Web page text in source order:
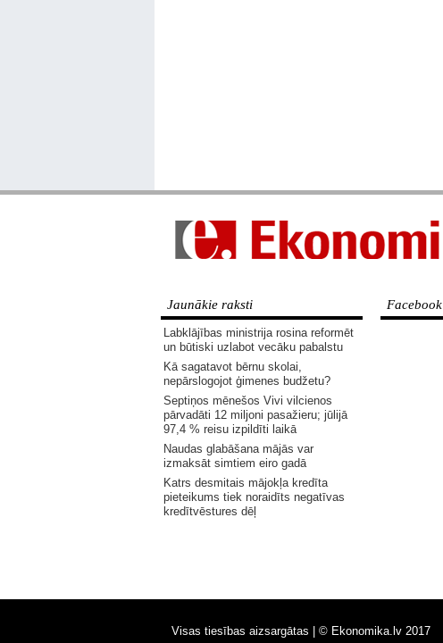
Jaunākie raksti
Labklājības ministrija rosina reformēt
un būtiski uzlabot vecāku pabalstu
Kā sagatavot bērnu skolai,
nepārslogojot ģimenes budžetu?
Septiņos mēnešos Vivi vilcienos
pārvadāti 12 miljoni pasažieru; jūlijā
97,4 % reisu izpildīti laikā
Naudas glabāšana mājās var
izmaksāt simtiem eiro gadā
Katrs desmitais mājokļa kredīta
pieteikums tiek noraidīts negatīvas
kredītvēstures dēļ
Facebook
Visas tiesības aizsargātas | © Ekonomika.lv 2017